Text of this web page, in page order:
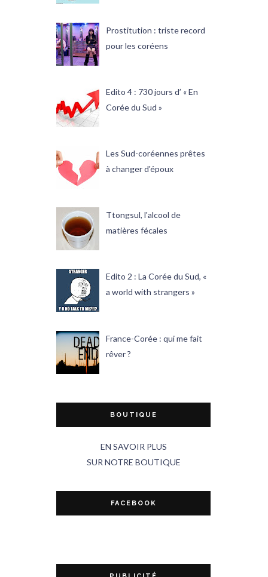
Prostitution : triste record
pour les coréens
Edito 4 : 730 jours d’ « En
Corée du Sud »
Les Sud-coréennes prêtes
à changer d'époux
Ttongsul, l'alcool de
matières fécales
Edito 2 : La Corée du Sud, «
a world with strangers »
France-Corée : qui me fait
rêver ?
BOUTIQUE
EN SAVOIR PLUS
SUR NOTRE BOUTIQUE
FACEBOOK